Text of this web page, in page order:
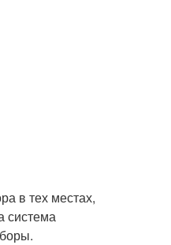
в тех местах,
система